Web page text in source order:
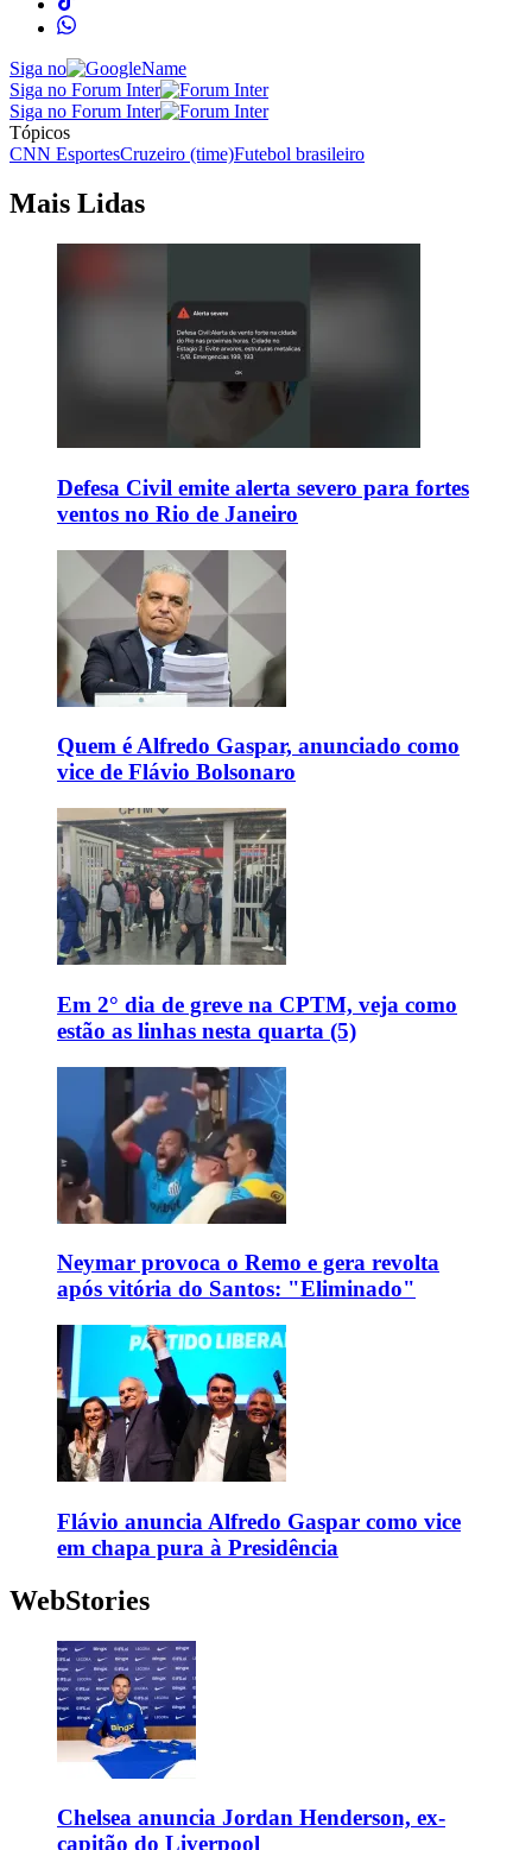
Siga no
Siga no Forum Inter
Siga no Forum Inter
Tópicos
CNN EsportesCruzeiro (time)Futebol brasileiro
Mais Lidas
Defesa Civil emite alerta severo para fortes
ventos no Rio de Janeiro
Quem é Alfredo Gaspar, anunciado como
vice de Flávio Bolsonaro
Em 2° dia de greve na CPTM, veja como
estão as linhas nesta quarta (5)
Neymar provoca o Remo e gera revolta
após vitória do Santos: "Eliminado"
Flávio anuncia Alfredo Gaspar como vice
em chapa pura à Presidência
WebStories
Chelsea anuncia Jordan Henderson, ex-
capitão do Liverpool